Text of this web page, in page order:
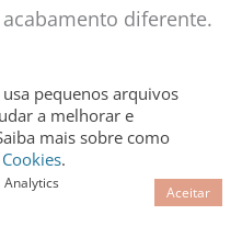
diferente.
pequenos arquivos
a melhorar e
mais sobre como
.
Analytics
Aceitar